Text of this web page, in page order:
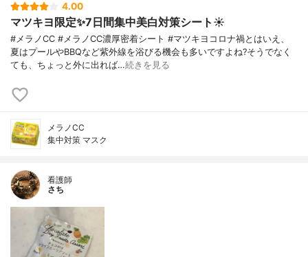
4.00
マツキヨ限定✨7日間集中美白対策シート☀️
#メラノCC #メラノCC濃厚密着シート #マツキヨコロナ禍とはいえ、
夏はプールやBBQなど紫外線を浴びる機会も多いですよね?そうでなく
ても、ちょっと外に出れば…続きを見る
メラノCC
集中対策 マスク
看護師
さち